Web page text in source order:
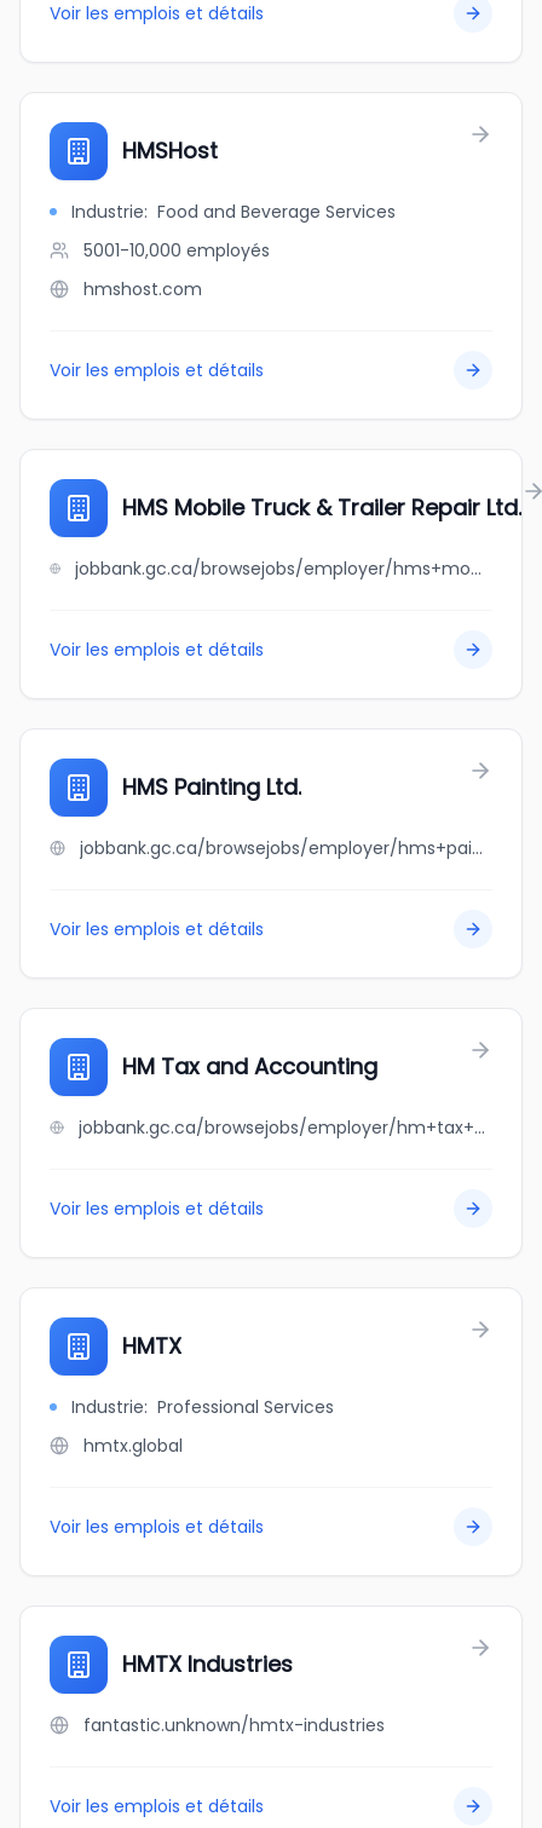
Voir les emplois et détails
HMSHost
Industrie: Food and Beverage Services
5001-10,000 employés
hmshost.com
Voir les emplois et détails
HMS Mobile Truck & Trailer Repair Ltd.
jobbank.gc.ca/browsejobs/employer/hms+mobile+truck+%26+trailer+repair+ltd./ca
Voir les emplois et détails
HMS Painting Ltd.
jobbank.gc.ca/browsejobs/employer/hms+painting+ltd./ca
Voir les emplois et détails
HM Tax and Accounting
jobbank.gc.ca/browsejobs/employer/hm+tax+and+accounting/ca
Voir les emplois et détails
HMTX
Industrie: Professional Services
hmtx.global
Voir les emplois et détails
HMTX Industries
fantastic.unknown/hmtx-industries
Voir les emplois et détails